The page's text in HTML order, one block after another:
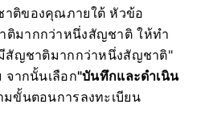
ติของคุณภายใต้ หัวข้อ
มากกว่าหนึ่งสัญชาติ ให้ทำ
สัญชาติมากกว่าหนึ่งสัญชาติ"
จากนั้นเลือก"บันทึกและดำเนิน
มขั้นตอนการลงทะเบียน